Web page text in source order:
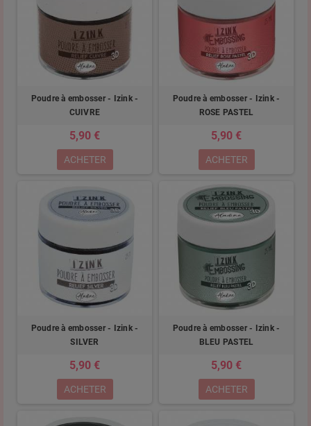
Poudre à embosser - Izink -
CUIVRE
5,90 €
ACHETER
Poudre à embosser - Izink -
ROSE PASTEL
5,90 €
ACHETER
Poudre à embosser - Izink -
SILVER
5,90 €
ACHETER
Poudre à embosser - Izink -
BLEU PASTEL
5,90 €
ACHETER